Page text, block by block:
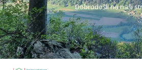
Dobrodošli na naši